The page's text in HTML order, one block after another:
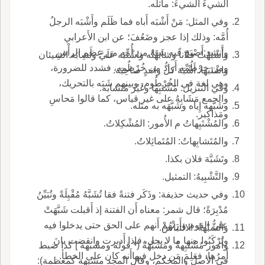
الشيءُ الشيءَ: ماثله.
وفي المثل: مَنْ أَشْبَه أَباه فما ظَلَم وأَشْبَه الرجلُ
أُمَّه: وذلك إذا عجز وضَعُفَ؛ عن ابن الأَعرابي
وأَنشد:أَصْبَحَ فيه شَبَهٌ من أُمِّهِ من عِظَمِ الرأْسِ
ومن خرْطُمِّه أَراد من خُرْطُمِهِ، فشدد للضرورة،
وهي لغة في الخُرْطُوم، وبينهم شَبَه بالتحريك،
والجمع مَشَابِهُ على غير قياس، كما قالوا مَحاسِ
ومَذاكير.
وأَشْبَهْتُ فلاناً وشابَهْتُه واشْتَبَه عَلَيَّ وتَشابَه الشيئان
واشْتَبَها: أَشْبَهَ كلُّ واحدٍ صاحِبَه.
وفي التنزيل: مُشْتَبِها وغَيْرَ مُتَشابه.
وشَبَّهه إِياه وشَبَّهَه به مثله.
والمُشْتَبِهاتُ م الأُمور: المُشْكِلاتُ.
والمُتَشابِهاتُ: المُتَماثِلاتُ.
وتَشَبَّهَ فلان بكذا.
والتَّشْبِيهُ: التمثيل.
وفي حديث حذيفة: وذَكَر فتنةً فقا تُشَبَّهُ مُقْبِلَةً وتُبَيِّنُ
مُدْبِرَةً؛ قال شمر: معناه أَن الفتنة إذ أَقبلت شَبَّهَتْ
على القوم وأَرَتْهُمْ أَنهم على الحق حتى يدخلوا فيه
ويَرْكَبُوا منها ما لا يحل، فإذا أَدبرت وانقضت بانَ
أَمرُها، فعَلِمَ مَن دخل فيهاأَنه كان على الخطأ.
والشُّبْهةُ: الالتباسُ.
وأُمور مُشْتَبِهةٌ ومُشَبِّهَةٌ (* قوله ومشبهة ] كذا ضبط
في الأصل والمحكم، وقال المجد مشبهة كمعظمة):